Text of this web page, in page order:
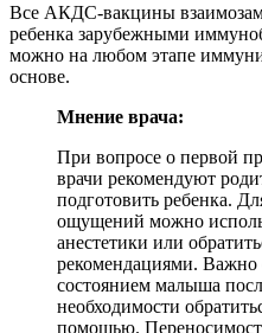
Все АКДС-вакцины
ребенка зарубежными
можно на любом этапе
основе.
Мнение врача:
При вопросе о первой
врачи рекомендуют
подготовить ребенка.
ощущений можно
анестетики или
рекомендациями. Важно
состоянием малыша
необходимости
помощью.